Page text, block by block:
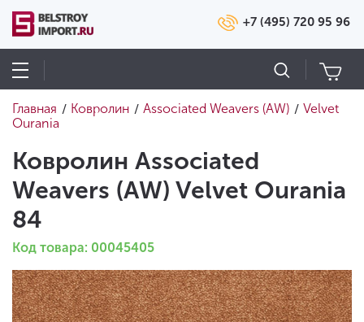
+7 (495) 720 95 96
Главная / Ковролин / Associated Weavers (AW) / Velvet
Ourania
Ковролин Associated
Weavers (AW) Velvet Ourania
84
Код товара: 00045405